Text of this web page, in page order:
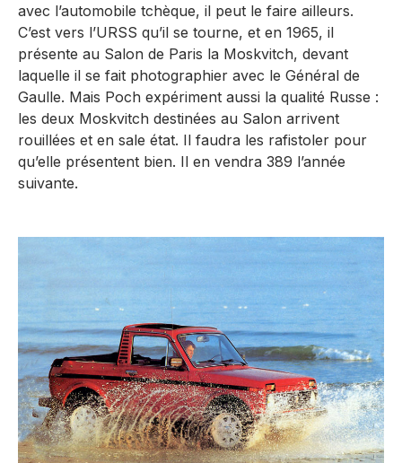
avec l’automobile tchèque, il peut le faire ailleurs.
C’est vers l’URSS qu’il se tourne, et en 1965, il
présente au Salon de Paris la Moskvitch, devant
laquelle il se fait photographier avec le Général de
Gaulle. Mais Poch expériment aussi la qualité Russe :
les deux Moskvitch destinées au Salon arrivent
rouillées et en sale état. Il faudra les rafistoler pour
qu’elle présentent bien. Il en vendra 389 l’année
suivante.